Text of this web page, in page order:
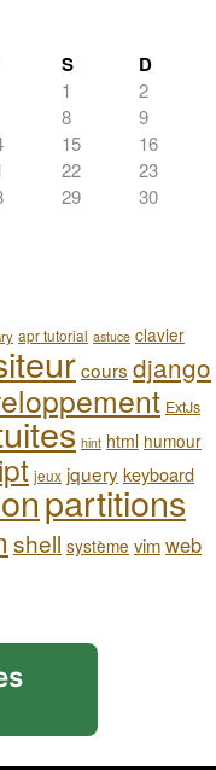
S D
1
2
8
9
15
16
22
23
29
30
apr tutorial astuce clavier
cours django
ExtJs
hint html humour
jeux jquerykeyboard
partitions
shell système vimweb